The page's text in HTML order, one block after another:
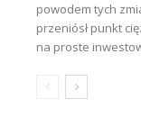
powodem tych
przeniósł punkt
na proste